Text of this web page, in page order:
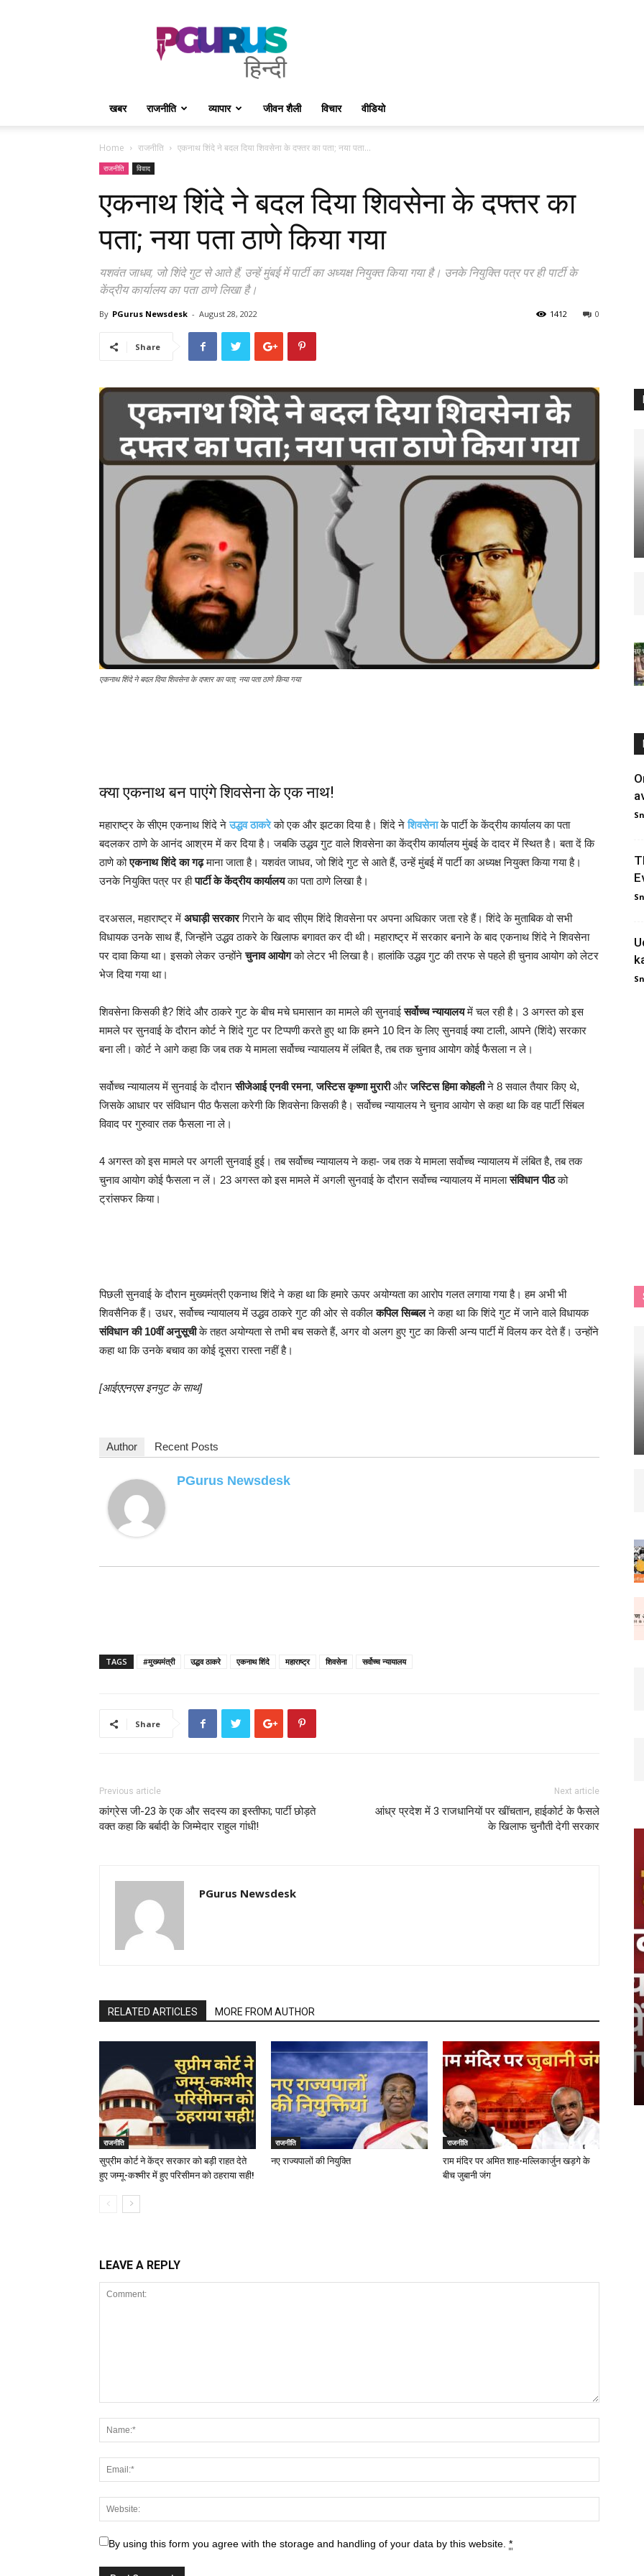
PGurus
Hindi
खबर राजनीति व्यापार जीवन शैली विचार वीडियो
Home राजनीति एकनाथ शिंदे ने बदल दिया शिवसेना के दफ्तर का पता; नया पता...
राजनीति विवाद
एकनाथ शिंदे ने बदल दिया शिवसेना के दफ्तर का
पता; नया पता ठाणे किया गया
यशवंत जाधव, जो शिंदे गुट से आते हैं, उन्हें मुंबई में पार्टी का अध्यक्ष नियुक्त किया गया है। उनके नियुक्ति पत्र पर ही पार्टी के
केंद्रीय कार्यालय का पता ठाणे लिखा है।
By PGurus Newsdesk - August 28, 2022 0
1412
Share
एकनाथ शिंदे ने बदल दिया शिवसेना के दफ्तर का पता; नया पता ठाणे किया गया
क्या एकनाथ बन पाएंगे शिवसेना के एक नाथ!
महाराष्ट्र के सीएम एकनाथ शिंदे नेउद्धव ठाकरेको एक और झटका दिया है। शिंदे नेशिवसेनाके पार्टी के केंद्रीय कार्यालय का पता
बदलकर ठाणे के आनंद आश्रम में कर दिया है। जबकि उद्धव गुट वाले शिवसेना का केंद्रीय कार्यालय मुंबई के दादर में स्थित है। बता दें कि
ठाणे कोएकनाथ शिंदे का गढ़माना जाता है। यशवंत जाधव, जो शिंदे गुट से आते हैं, उन्हें मुंबई में पार्टी का अध्यक्ष नियुक्त किया गया है।
उनके नियुक्ति पत्र पर हीपार्टी के केंद्रीय कार्यालयका पता ठाणे लिखा है।
दरअसल, महाराष्ट्र में अघाड़ी सरकारगिराने के बाद सीएम शिंदे शिवसेना पर अपना अधिकार जता रहे हैं। शिंदे के मुताबिक वो सभी
विधायक उनके साथ हैं, जिन्होंने उद्धव ठाकरे के खिलाफ बगावत कर दी थी। महाराष्ट्र में सरकार बनाने के बाद एकनाथ शिंदे ने शिवसेना
पर दावा किया था। इसको लेकर उन्होंनेचुनाव आयोगको लेटर भी लिखा है। हालांकि उद्धव गुट की तरफ से पहले ही चुनाव आयोग को लेटर
भेज दिया गया था।
शिवसेना किसकी है? शिंदे और ठाकरे गुट के बीच मचे घमासान का मामले की सुनवाईसर्वोच्च न्यायालयमें चल रही है। 3 अगस्त को इस
मामले पर सुनवाई के दौरान कोर्ट ने शिंदे गुट पर टिप्पणी करते हुए था कि हमने 10 दिन के लिए सुनवाई क्या टाली, आपने (शिंदे) सरकार
बना ली। कोर्ट ने आगे कहा कि जब तक ये मामला सर्वोच्च न्यायालय में लंबित है, तब तक चुनाव आयोग कोई फैसला न ले।
सर्वोच्च न्यायालय में सुनवाई के दौरानसीजेआई एनवी रमना,जस्टिस कृष्णा मुरारीऔरजस्टिस हिमा कोहलीने 8 सवाल तैयार किए थे,
जिसके आधार पर संविधान पीठ फैसला करेगी कि शिवसेना किसकी है। सर्वोच्च न्यायालय ने चुनाव आयोग से कहा था कि वह पार्टी सिंबल
विवाद पर गुरुवार तक फैसला ना ले।
4 अगस्त को इस मामले पर अगली सुनवाई हुई। तब सर्वोच्च न्यायालय ने कहा- जब तक ये मामला सर्वोच्च न्यायालय में लंबित है, तब तक
चुनाव आयोग कोई फैसला न लें। 23 अगस्त को इस मामले में अगली सुनवाई के दौरान सर्वोच्च न्यायालय में मामलासंविधान पीठको
ट्रांसफर किया।
पिछली सुनवाई के दौरान मुख्यमंत्री एकनाथ श‍िंदे ने कहा था क‍ि हमारे ऊपर अयोग्‍यता का आरोप गलत लगाया गया है। हम अभी भी
श‍िवसैनिक हैं। उधर, सर्वोच्च न्यायालय में उद्धव ठाकरे गुट की ओर से वकीलकपिल सिब्बलने कहा था कि शिंदे गुट में जाने वाले विधायक
संविधान की 10वीं अनुसूचीके तहत अयोग्यता से तभी बच सकते हैं, अगर वो अलग हुए गुट का किसी अन्य पार्टी में विलय कर देते हैं। उन्होंने
कहा था कि उनके बचाव का कोई दूसरा रास्ता नहीं है।
[आईएएनएस इनपुट के साथ]
Author Recent Posts
PGurus Newsdesk
TAGS #मुख्यमंत्री उद्धव ठाकरे एकनाथ शिंदे महाराष्ट्र शिवसेना सर्वोच्च न्यायालय
Share
Previous article
कांग्रेस जी-23 के एक और सदस्य का इस्तीफा; पार्टी छोड़ते
वक्त कहा कि बर्बादी के जिम्मेदार राहुल गांधी!
Next article
आंध्र प्रदेश में 3 राजधानियों पर खींचतान, हाईकोर्ट के फैसले
के खिलाफ चुनौती देगी सरकार
PGurus Newsdesk
RELATED ARTICLES MORE FROM AUTHOR
राजनीति
सुप्रीम कोर्ट ने केंद्र सरकार को बड़ी राहत देते
हुए जम्मू-कश्मीर में हुए परिसीमन को ठहराया सही!
राजनीति
नए राज्यपालों की नियुक्ति
राजनीति
राम मंदिर पर अमित शाह-मल्लिकार्जुन खड़गे के
बीच जुबानी जंग
LEAVE A REPLY
By using this form you agree with the storage and handling of your data by this website. *